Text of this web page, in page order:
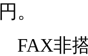
円。
FAX非